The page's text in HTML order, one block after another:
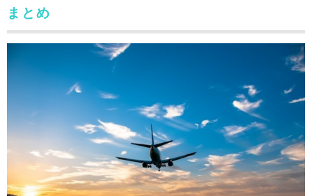
まとめ